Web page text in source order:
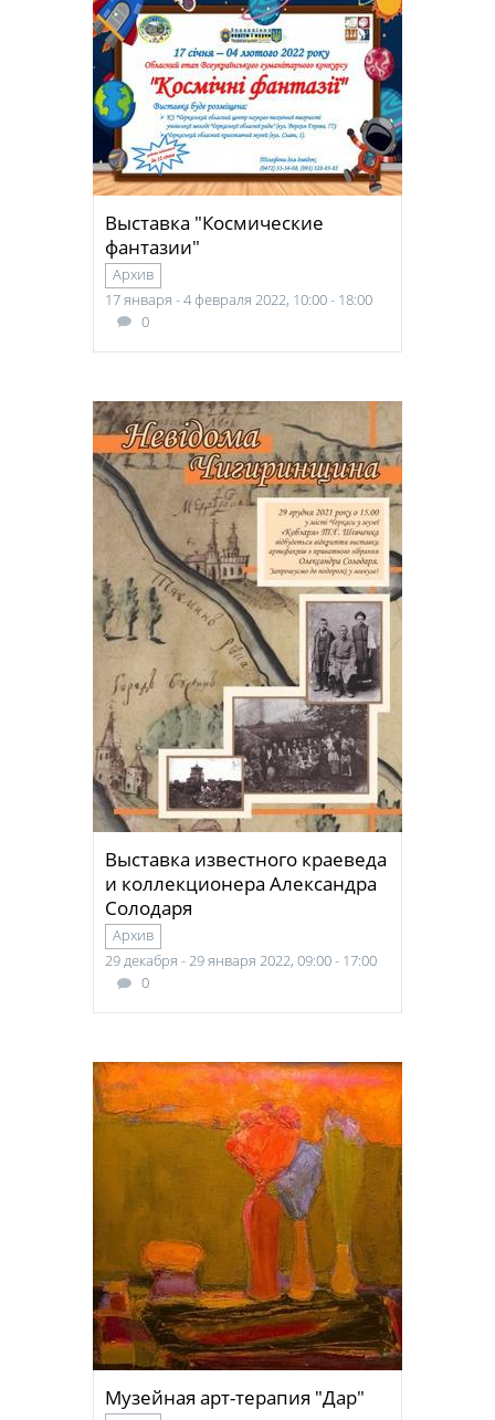
Выставка "Космические
фантазии"
Архив
17 января - 4 февраля 2022, 10:00 - 18:00
0
Выставка известного краеведа
и коллекционера Александра
Солодаря
Архив
29 декабря - 29 января 2022, 09:00 - 17:00
0
Музейная арт-терапия "Дар"